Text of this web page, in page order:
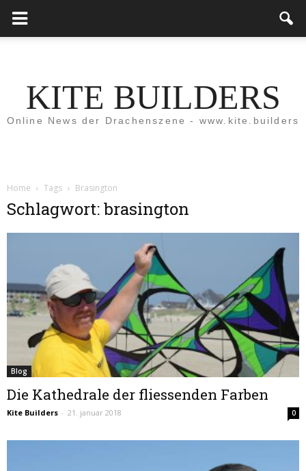
KITE BUILDERS
Online News der Drachenszene - www.kite.builders
Home Tags Brasington
Schlagwort: brasington
Blog
Die Kathedrale der fliessenden Farben
Kite Builders - 21. januar 2018 0